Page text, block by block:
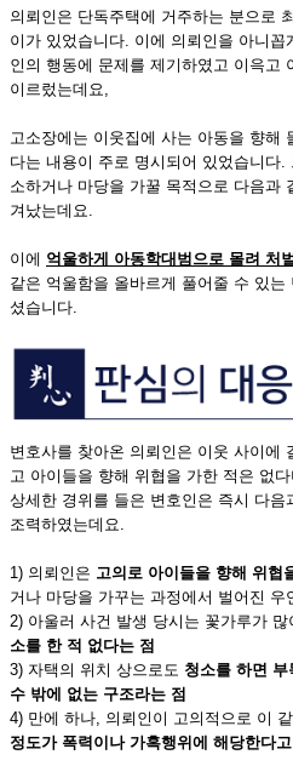
의뢰인은 단독주택에 거주하는 분으로
이가 있었습니다. 이에 의뢰인을 아니
인의 행동에 문제를 제기하였고 이윽고
이르렀는데요,
고소장에는 이웃집에 사는 아동을 향해
다는 내용이 주로 명시되어 있었습니다
소하거나 마당을 가꿀 목적으로 다음과
겨났는데요.
이에 억울하게 아동학대범으로 몰려 처
같은 억울함을 올바르게 풀어줄 수 있
셨습니다.
변호사를 찾아온 의뢰인은 이웃 사이에
고 아이들을 향해 위협을 가한 적은 없
상세한 경위를 들은 변호인은 즉시 다
조력하였는데요.
1) 의뢰인은 고의로 아이들을 향해 위협
거나 마당을 가꾸는 과정에서 벌어진 우
2) 아울러 사건 발생 당시는 꽃가루가
소를 한 적 없다는 점
3) 자택의 위치 상으로도 청소를 하면
수 밖에 없는 구조라는 점
4) 만에 하나, 의뢰인이 고의적으로 이
정도가 폭력이나 가혹행위에 해당한다